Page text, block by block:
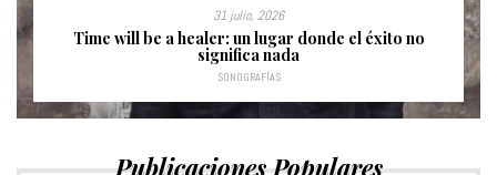
31 julio, 2026
Time will be a healer: un lugar donde el éxito no
significa nada
SONOGRAFÍAS
Publicaciones Populares